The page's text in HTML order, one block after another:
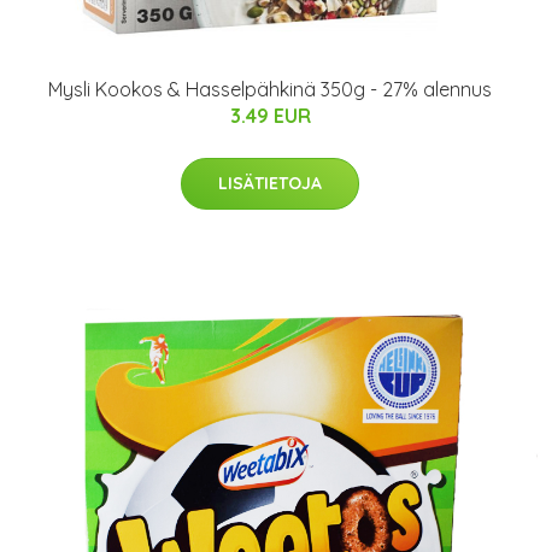
Mysli Kookos & Hasselpähkinä 350g - 27% alennus
3.49 EUR
LISÄTIETOJA